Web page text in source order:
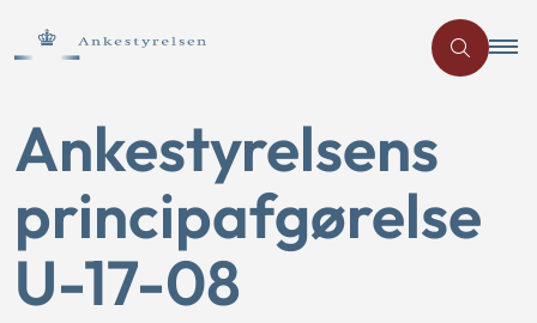
Ankestyrelsens
principafgørelse
U-17-08